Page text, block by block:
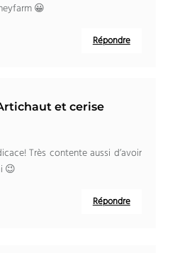
😀
Répondre
et cerise
Très contente aussi d’avoir
😉
Répondre